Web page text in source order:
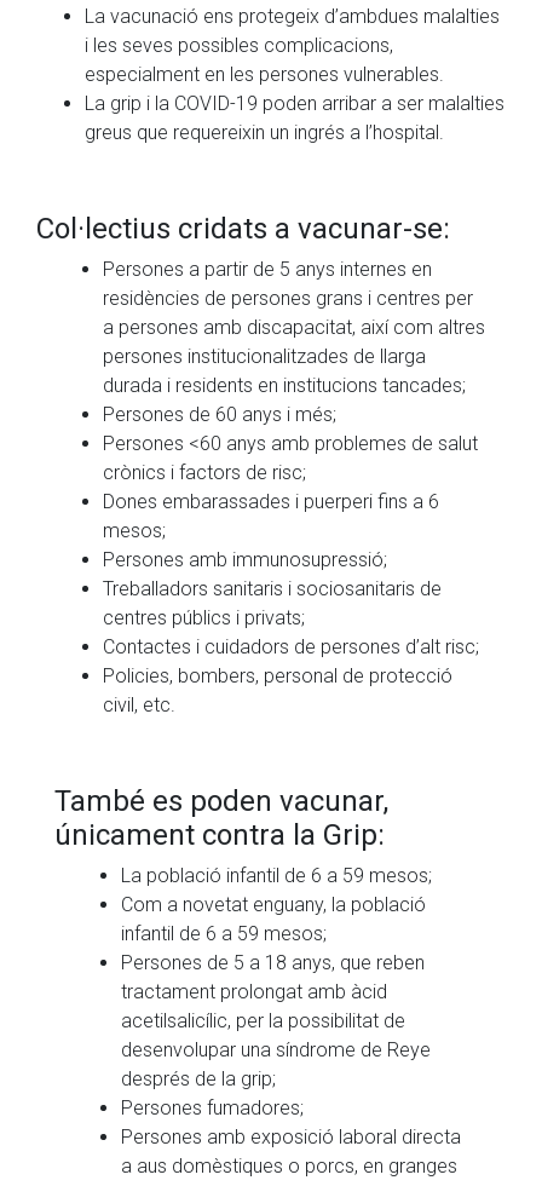
La vacunació ens protegeix d’ambdues malalties
i les seves possibles complicacions,
especialment en les persones vulnerables.
La grip i la COVID-19 poden arribar a ser malalties
greus que requereixin un ingrés a l’hospital.
Col·lectius cridats a vacunar-se:
Persones a partir de 5 anys internes en
residències de persones grans i centres per
a persones amb discapacitat, així com altres
persones institucionalitzades de llarga
durada i residents en institucions tancades;
Persones de 60 anys i més;
Persones <60 anys amb problemes de salut
crònics i factors de risc;
Dones embarassades i puerperi fins a 6
mesos;
Persones amb immunosupressió;
Treballadors sanitaris i sociosanitaris de
centres públics i privats;
Contactes i cuidadors de persones d’alt risc;
Policies, bombers, personal de protecció
civil, etc.
També es poden vacunar,
únicament contra la Grip:
La població infantil de 6 a 59 mesos;
Com a novetat enguany, la població
infantil de 6 a 59 mesos;
Persones de 5 a 18 anys, que reben
tractament prolongat amb àcid
acetilsalicílic, per la possibilitat de
desenvolupar una síndrome de Reye
després de la grip;
Persones fumadores;
Persones amb exposició laboral directa
a aus domèstiques o porcs, en granges